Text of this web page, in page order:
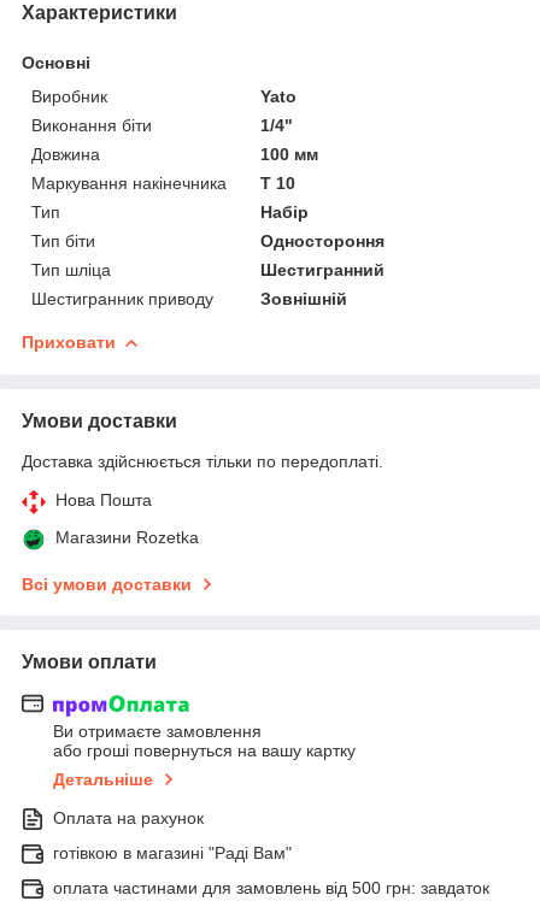
Характеристики
Основні
Виробник
Yato
Виконання біти
1/4"
Довжина
100 мм
Маркування накінечника
T 10
Тип
Набір
Тип біти
Одностороння
Тип шліца
Шестигранний
Шестигранник приводу
Зовнішній
Приховати
Умови доставки
Доставка здійснюється тільки по передоплаті.
Нова Пошта
Магазини Rozetka
Всі умови доставки
Умови оплати
Ви отримаєте замовлення
або гроші повернуться на вашу картку
Детальніше
Оплата на рахунок
готівкою в магазині "Раді Вам"
оплата частинами для замовлень від 500 грн: завдаток